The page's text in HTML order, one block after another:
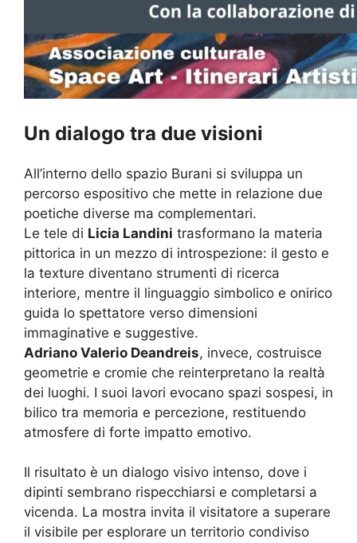
Un dialogo tra due visioni
All’interno dello spazio Burani si sviluppa un
percorso espositivo che mette in relazione due
poetiche diverse ma complementari.
Le tele di Licia Landini trasformano la materia
pittorica in un mezzo di introspezione: il gesto e
la texture diventano strumenti di ricerca
interiore, mentre il linguaggio simbolico e onirico
guida lo spettatore verso dimensioni
immaginative e suggestive.
Adriano Valerio Deandreis, invece, costruisce
geometrie e cromie che reinterpretano la realtà
dei luoghi. I suoi lavori evocano spazi sospesi, in
bilico tra memoria e percezione, restituendo
atmosfere di forte impatto emotivo.
Il risultato è un dialogo visivo intenso, dove i
dipinti sembrano rispecchiarsi e completarsi a
vicenda. La mostra invita il visitatore a superare
il visibile per esplorare un territorio condiviso